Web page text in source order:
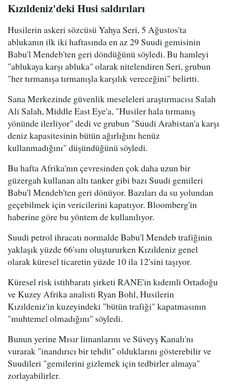
Kızıldeniz'deki Husi saldırıları
Husilerin askeri sözcüsü Yahya Seri, 5 Ağustos'ta
ablukanın ilk iki haftasında en az 29 Suudi gemisinin
Babu'l Mendeb'ten geri döndüğünü söyledi. Bu hamleyi
"ablukaya karşı abluka" olarak nitelendiren Seri, grubun
"her tırmanışa tırmanışla karşılık vereceğini" belirtti.
Sana Merkezinde güvenlik meseleleri araştırmacısı Salah
Ali Salah, Middle East Eye'a, "Husiler hala tırmanış
yönünde ilerliyor" dedi ve grubun "Suudi Arabistan'a karşı
deniz kapasitesinin bütün ağırlığını henüz
kullanmadığını" düşündüğünü söyledi.
Bu hafta Afrika'nın çevresinden çok daha uzun bir
güzergah kullanan altı tanker gibi bazı Suudi gemileri
Babu'l Mendeb'ten geri dönüyor. Bazıları da su yolundan
geçebilmek için vericilerini kapatıyor. Bloomberg'in
haberine göre bu yöntem de kullanılıyor.
Suudi petrol ihracatı normalde Babu'l Mendeb trafiğinin
yaklaşık yüzde 66'sını oluştururken Kızıldeniz genel
olarak küresel ticaretin yüzde 10 ila 12'sini taşıyor.
Küresel risk istihbaratı şirketi RANE'in kıdemli Ortadoğu
ve Kuzey Afrika analisti Ryan Bohl, Husilerin
Kızıldeniz'in kuzeyindeki "bütün trafiği" kapatmasının
"muhtemel olmadığını" söyledi.
Bunun yerine Mısır limanlarını ve Süveyş Kanalı'nı
vurarak "inandırıcı bir tehdit" olduklarını gösterebilir ve
Suudileri "gemilerini gizlemek için tedbirler almaya"
zorlayabilirler.